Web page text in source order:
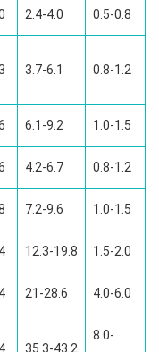
2.4-4.0 0.5-0.8
3.7-6.1 0.8-1.2
6.1-9.2 1.0-1.5
4.2-6.7 0.8-1.2
7.2-9.6 1.0-1.5
12.3-19.8 1.5-2.0
21-28.6 4.0-6.0
35.3-43.2
8.0-